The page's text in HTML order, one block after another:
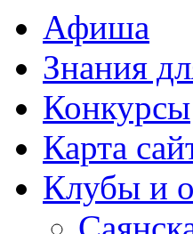
Афиша
Знания
Конкурсы
Карта
Клубы и